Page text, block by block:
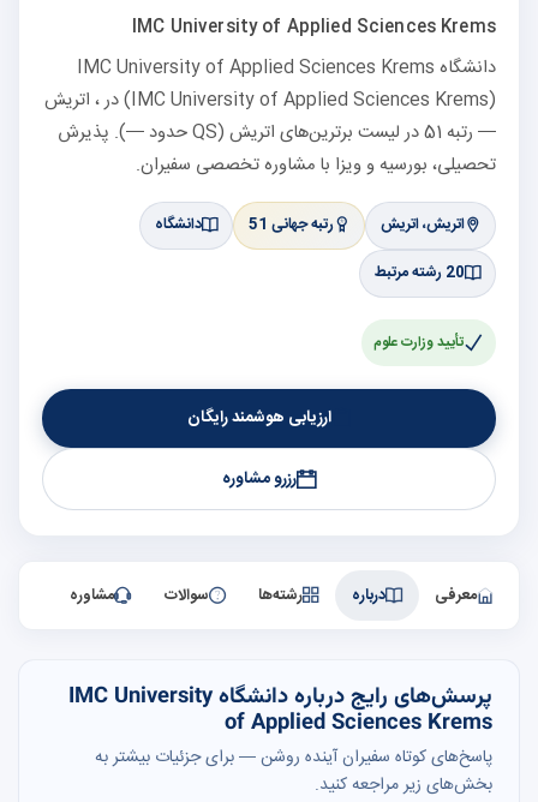
IMC University of Applied Sciences Krems
دانشگاه IMC University of Applied Sciences Krems
(IMC University of Applied Sciences Krems) در ، اتریش
— رتبه 51 در لیست برترین‌های اتریش (QS حدود —). پذیرش
تحصیلی، بورسیه و ویزا با مشاوره تخصصی سفیران.
اتریش، اتریش رتبه جهانی 51
دانشگاه
20 رشته مرتبط
تأیید وزارت علوم
ارزیابی هوشمند رایگان
رزرو مشاوره
معرفی درباره رشته‌ها سوالات مشاوره
پرسش‌های رایج درباره دانشگاه IMC University
of Applied Sciences Krems
پاسخ‌های کوتاه سفیران آینده روشن — برای جزئیات بیشتر به
بخش‌های زیر مراجعه کنید.